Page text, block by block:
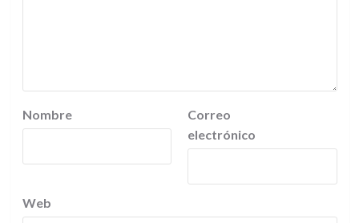
Nombre
Correo
electrónico
Web